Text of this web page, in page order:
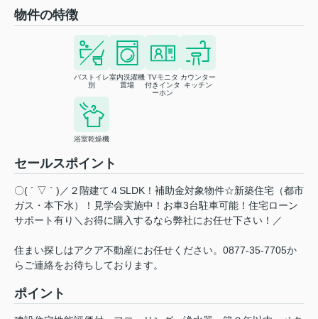
物件の特徴
バストイレ
別
室内洗濯機
置場
TVモニタ
付きインタ
ーホン
カウンター
キッチン
浴室乾燥機
セールスポイント
〇( ´ ▽ ` )／２階建て４SLDK！補助金対象物件☆新築住宅（都市
ガス・本下水）！見学会実施中！お車3台駐車可能！住宅ローン
サポート有り＼お得に購入するなら弊社にお任せ下さい！／
住まい探しはアクア不動産にお任せください。0877-35-7705か
らご連絡をお待ちしております。
ポイント